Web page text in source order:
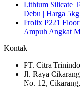
Lithium Silicate
Debu | Harga
Prolix P221
Ampuh Angkat
Kontak
PT. Citra
Jl. Raya
No. 12,